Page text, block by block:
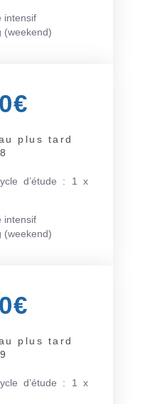
intensif
(weekend)
plus tard
d’étude : 1 x
intensif
(weekend)
plus tard
d’étude : 1 x